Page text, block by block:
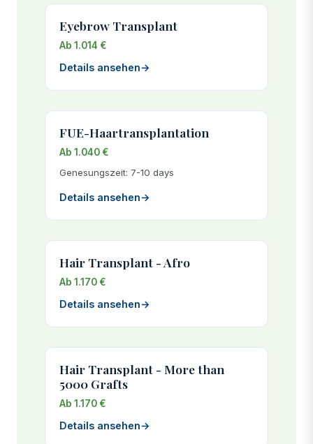
Eyebrow Transplant
Ab 1.014 €
Details ansehen→
FUE-Haartransplantation
Ab 1.040 €
Genesungszeit: 7-10 days
Details ansehen→
Hair Transplant - Afro
Ab 1.170 €
Details ansehen→
Hair Transplant - More than
5000 Grafts
Ab 1.170 €
Details ansehen→